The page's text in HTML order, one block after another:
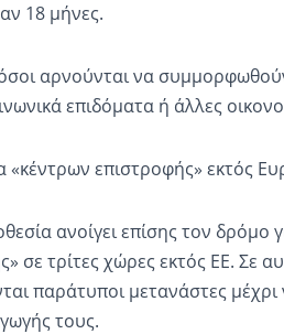
18 μήνες.
αρνούνται να
επιδόματα ή άλλες
«κέντρων επιστροφής» εκτός
ανοίγει επίσης τον δρόμο
σε τρίτες χώρες εκτός ΕΕ. Σε
παράτυποι μετανάστες
τους.